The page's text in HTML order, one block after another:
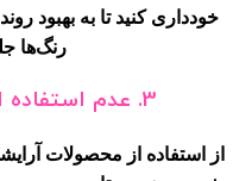
خودداری کنید تا به بهبود
رنگ‌ها
3. عدم استفاده
از استفاده از محصولات